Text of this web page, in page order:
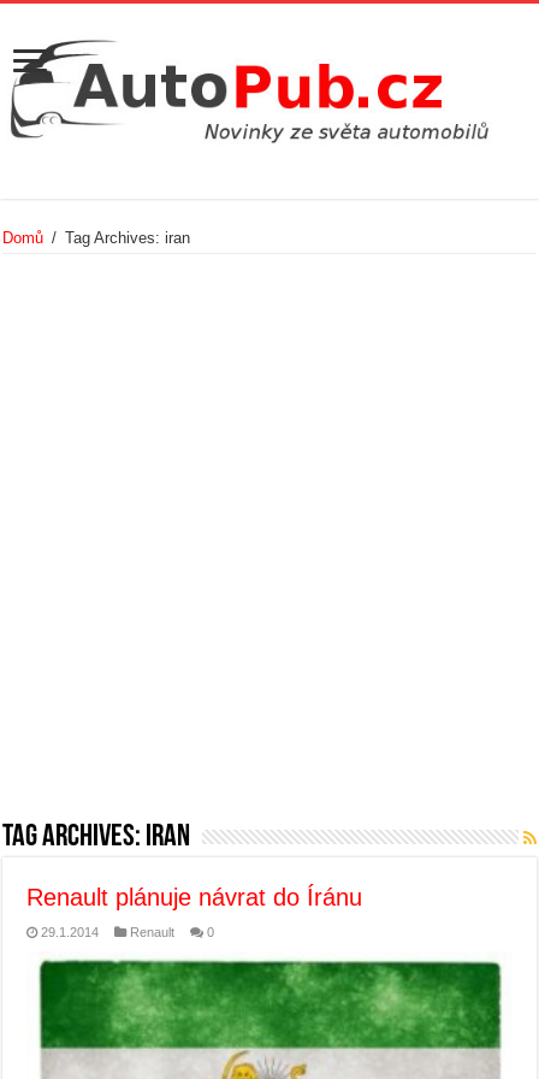
Domů / Tag Archives: iran
Tag Archives: iran
Renault plánuje návrat do Íránu
29.1.2014 Renault 0